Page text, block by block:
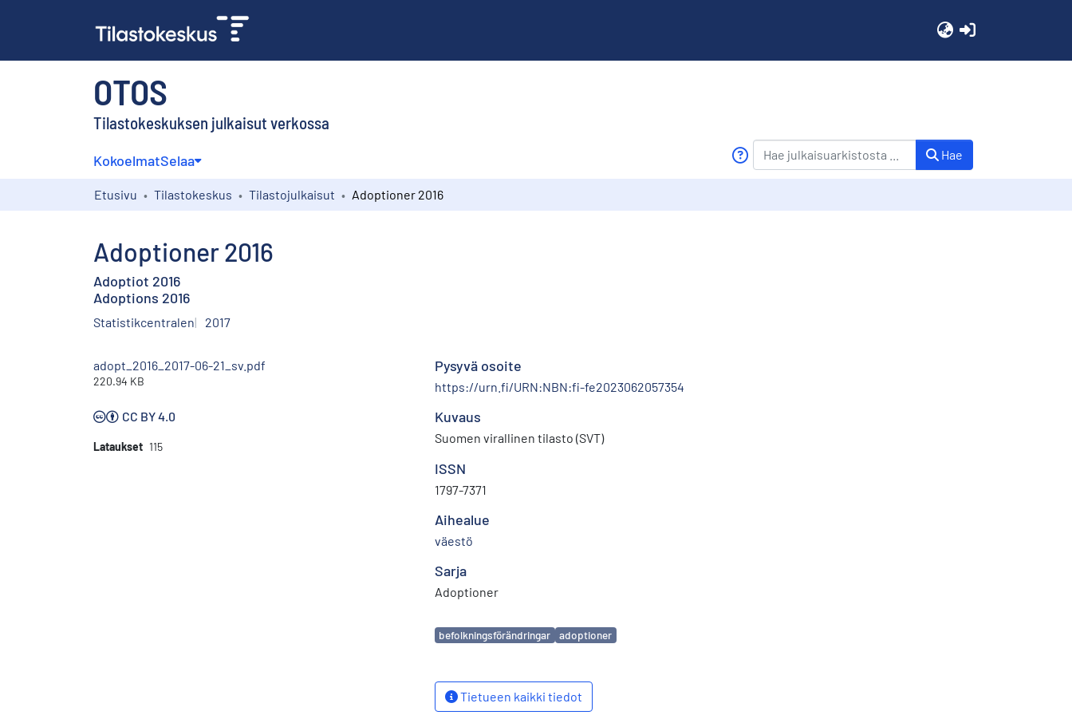
OTOS
Tilastokeskuksen julkaisut verkossa
KokoelmatSelaa Hae
Etusivu Tilastokeskus Tilastojulkaisut Adoptioner 2016
Adoptioner 2016
Adoptiot 2016
Adoptions 2016
Statistikcentralen 2017
adopt_2016_2017-06-21_sv.pdf
220.94 KB
CC BY 4.0
Lataukset 115
Pysyvä osoite
https://urn.fi/URN:NBN:fi-fe2023062057354
Kuvaus
Suomen virallinen tilasto (SVT)
ISSN
1797-7371
Aihealue
väestö
Sarja
Adoptioner
Avainsanat
befolkningsförändringar adoptioner
Tietueen kaikki tiedot